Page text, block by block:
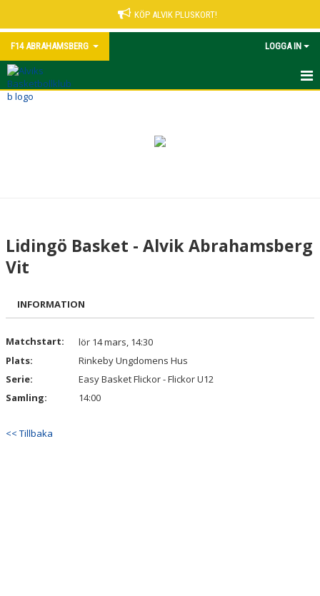
KÖP ALVIK PLUSKORT!
F14 ABRAHAMSBERG LOGGA IN
HEM
BILDGALLERI
KONTAKT
Lidingö Basket - Alvik Abrahamsberg
Vit
INFORMATION
Matchstart:
lör 14 mars, 14:30
Plats:
Rinkeby Ungdomens Hus
Serie:
Easy Basket Flickor - Flickor U12
Samling:
14:00
<< Tillbaka